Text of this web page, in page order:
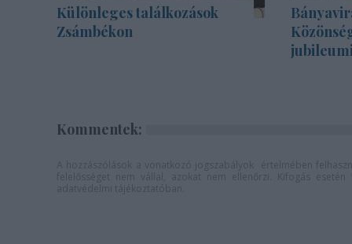
Különleges találkozások
Zsámbékon
Kommentek: